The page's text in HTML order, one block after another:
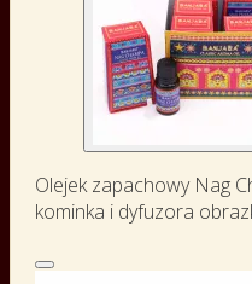
Olejek zapachowy Nag
kominka i dyfuzora